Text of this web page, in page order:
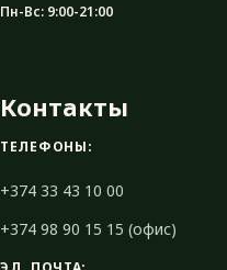
Пн-Вс: 9:00-21:00
Контакты
ТЕЛЕФОНЫ:
+374 33 43 10 00
+374 98 90 15 15 (офис)